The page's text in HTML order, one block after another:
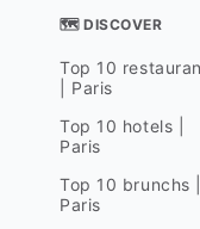
🗺 DISCOVER
Top 10
| Paris
Top 10 hotels |
Paris
Top 10 brunchs |
Paris